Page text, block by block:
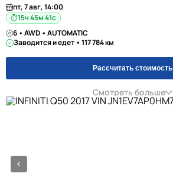
пт, 7 авг, 14:00
15ч 45м 40с
6 • AWD • AUTOMATIC
Заводится и едет • 117 784 км
Рассчитать стоимость
Смотреть больше